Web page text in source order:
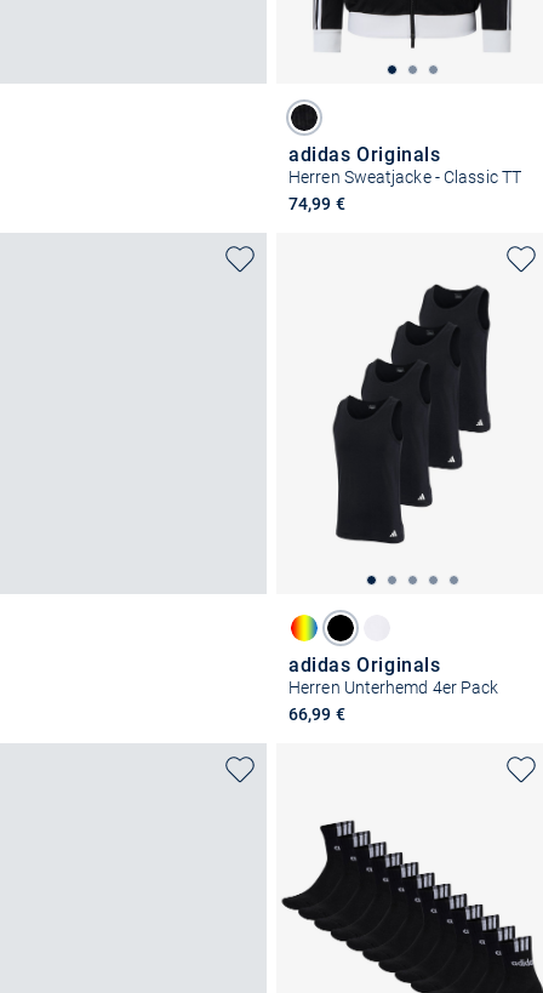
adidas Originals
Herren Sweatjacke - Classic TT
74,99 €
adidas Originals
Herren Unterhemd 4er Pack
66,99 €